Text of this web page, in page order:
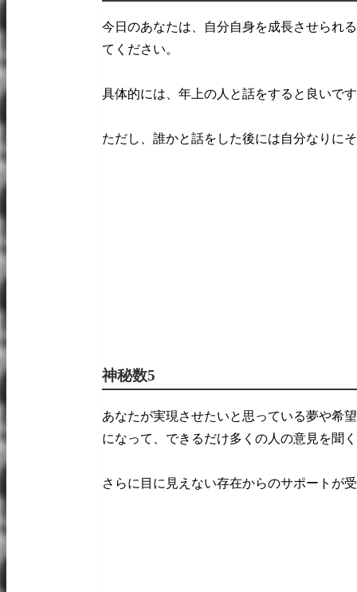
今日のあなたは、自分自身を成長させられ
てください。
具体的には、年上の人と話をすると良いで
ただし、誰かと話をした後には自分なりに
神秘数5
あなたが実現させたいと思っている夢や希
になって、できるだけ多くの人の意見を聞
さらに目に見えない存在からのサポートが